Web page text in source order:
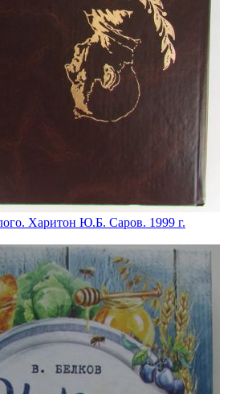
Харитон Ю.Б. Саров. 1999 г.